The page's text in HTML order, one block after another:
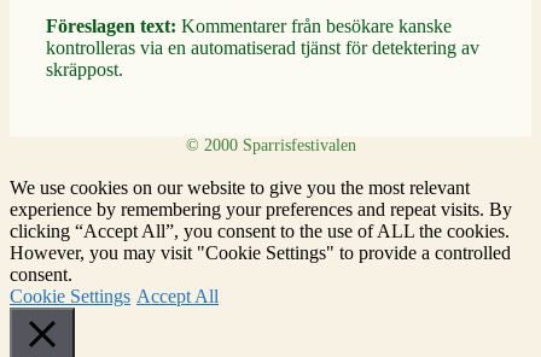
Föreslagen text: Kommentarer från besökare kanske
kontrolleras via en automatiserad tjänst för detektering av
skräppost.
We use cookies on our website to give you the most relevant
experience by remembering your preferences and repeat visits. By
clicking “Accept All”, you consent to the use of ALL the cookies.
However, you may visit "Cookie Settings" to provide a controlled
consent.
Cookie Settings Accept All